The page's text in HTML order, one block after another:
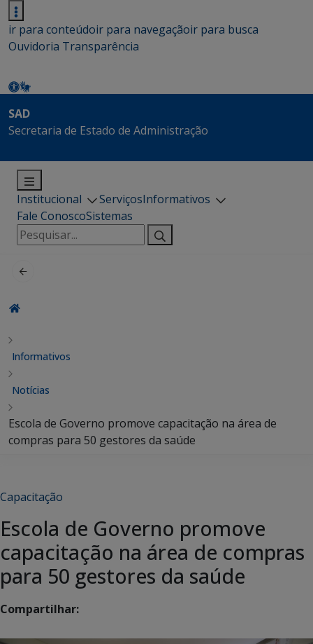
ir para conteúdoir para navegaçãoir para busca
Ouvidoria Transparência
SAD
Secretaria de Estado de Administração
Institucional ServiçosInformativos
Fale ConoscoSistemas
Pesquisar
por:
Informativos
Notícias
Escola de Governo promove capacitação na área de
compras para 50 gestores da saúde
Capacitação
Escola de Governo promove
capacitação na área de compras
para 50 gestores da saúde
Compartilhar: